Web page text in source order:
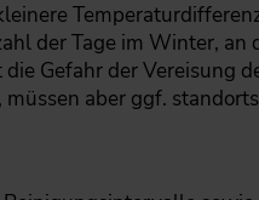
der Tage im Winter, an
Gefahr der Vereisung
aber ggf.